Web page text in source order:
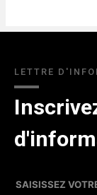
LETTRE